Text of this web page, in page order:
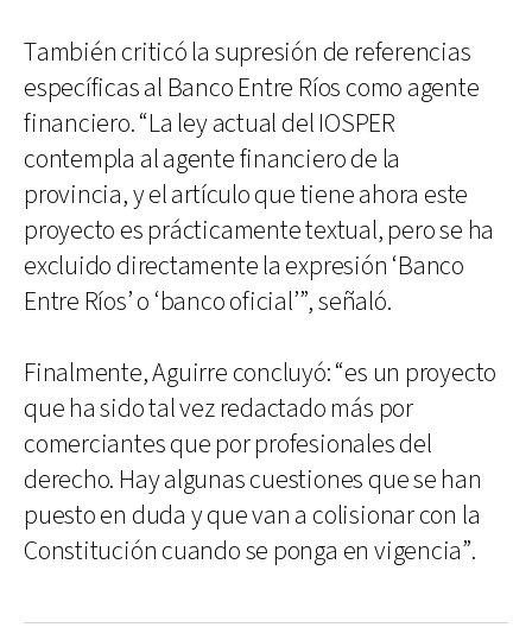
También criticó la supresión de referencias
específicas al Banco Entre Ríos como agente
financiero. “La ley actual del IOSPER
contempla al agente financiero de la
provincia, y el artículo que tiene ahora este
proyecto es prácticamente textual, pero se ha
excluido directamente la expresión ‘Banco
Entre Ríos’ o ‘banco oficial’”, señaló.
Finalmente, Aguirre concluyó: “es un proyecto
que ha sido tal vez redactado más por
comerciantes que por profesionales del
derecho. Hay algunas cuestiones que se han
puesto en duda y que van a colisionar con la
Constitución cuando se ponga en vigencia”.